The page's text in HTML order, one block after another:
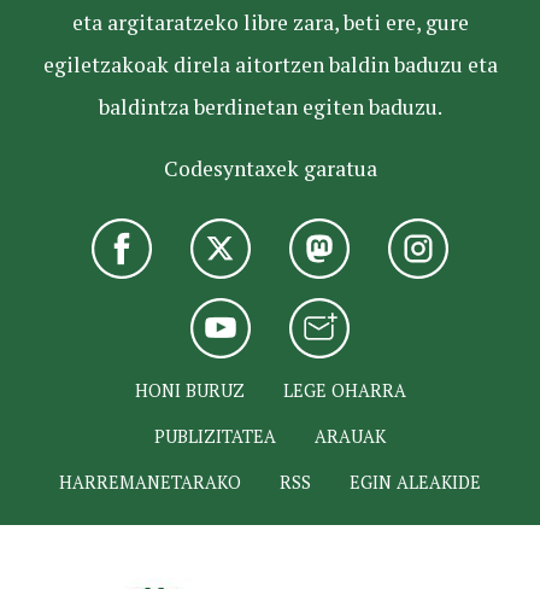
eta argitaratzeko libre zara, beti ere, gure
egiletzakoak direla aitortzen baldin baduzu eta
baldintza berdinetan egiten baduzu.
Codesyntaxek garatua
HONI BURUZ
LEGE OHARRA
PUBLIZITATEA
ARAUAK
HARREMANETARAKO
RSS EGIN ALEAKIDE